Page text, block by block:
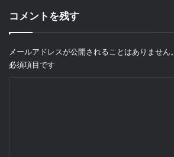
コメントを残す
メールアドレスが公開されることはありません。
必須項目です